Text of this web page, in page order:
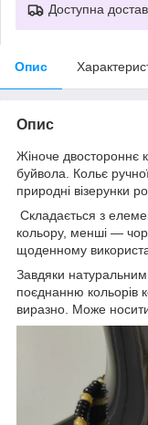
Доступна
Опис
Опис
Жіноче двостороннє
буйвола. Кольє
природні візерунки
Складається з
кольору, менші —
щоденному
Завдяки
поєднанню кольорів
виразно. Може